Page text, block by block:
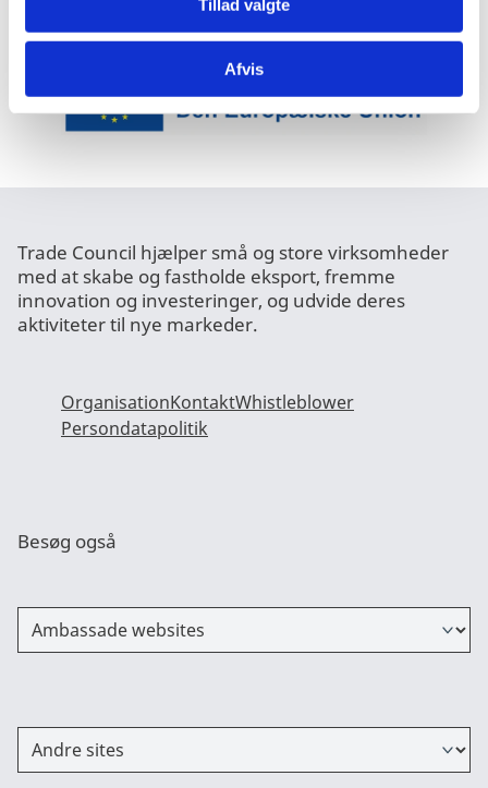
Tillad valgte
Afvis
Trade Council hjælper små og store virksomheder
med at skabe og fastholde eksport, fremme
innovation og investeringer, og udvide deres
aktiviteter til nye markeder.
OrganisationKontaktWhistleblower
Persondatapolitik
Besøg også